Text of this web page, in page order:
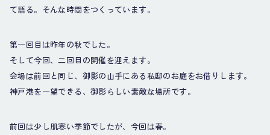
て語る。そんな時間をつくっています。
第一回目は昨年の秋でした。
そして今回、二回目の開催を迎えます。
会場は前回と同じ、御影の山手にある私邸のお庭をお借りします。
神戸港を一望できる、御影らしい素敵な場所です。
前回は少し肌寒い季節でしたが、今回は春。